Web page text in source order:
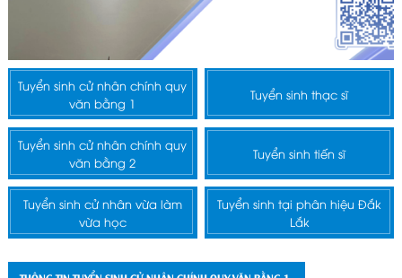
Tuyển sinh cử nhân chính quy
văn bằng 1
Tuyển sinh thạc sĩ
Tuyển sinh cử nhân chính quy
văn bằng 2
Tuyển sinh tiến sĩ
Tuyển sinh cử nhân vừa làm
vừa học
Tuyển sinh tại phân hiệu Đắk
Lắk